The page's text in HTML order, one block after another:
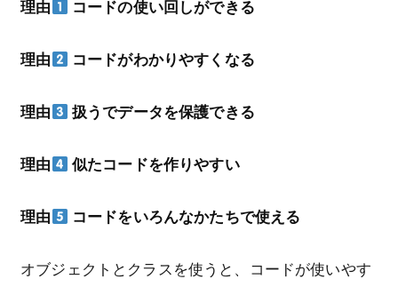
理由 コードの使い回しができる
理由 コードがわかりやすくなる
理由 扱うでデータを保護できる
理由 似たコードを作りやすい
理由 コードをいろんなかたちで使える
オブジェクトとクラスを使うと、コードが使いやす